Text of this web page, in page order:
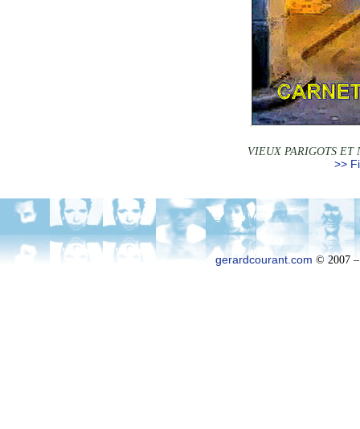
VIEUX PARIGOTS ET
>>
gerardcourant.com © 2007